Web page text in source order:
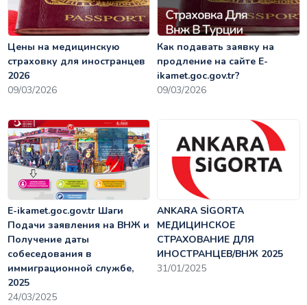
Цены на медицинскую
страховку для иностранцев
2026
09/03/2026
Как подавать заявку на
продление на сайте E-
ikamet.goc.gov.tr?
09/03/2026
E-ikamet.goc.gov.tr Шаги
Подачи заявления на ВНЖ и
Получение даты
собеседования в
иммиграционной службе,
2025
24/03/2025
ANKARA SİGORTA
МЕДИЦИНСКОЕ
СТРАХОВАНИЕ ДЛЯ
ИНОСТРАНЦЕВ/ВНЖ 2025
31/01/2025